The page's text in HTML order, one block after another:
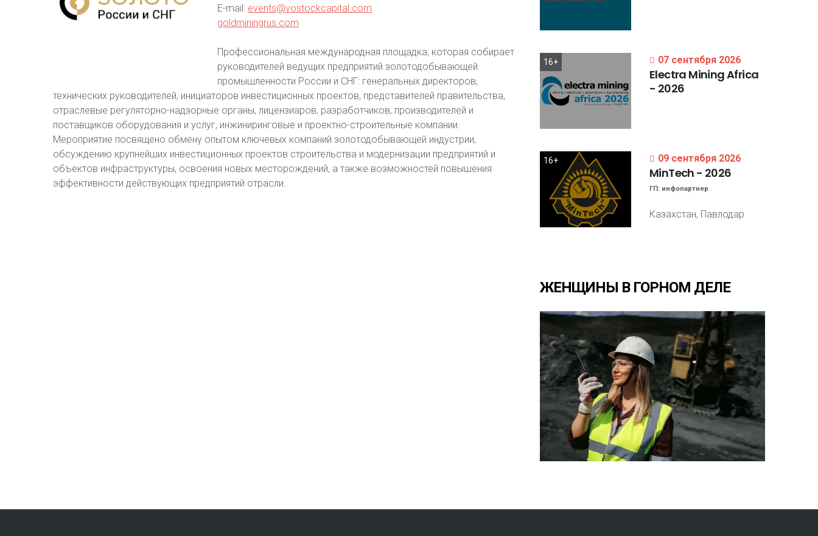
E-mail: events@vostockcapital.com
goldminingrus.com
Профессиональная международная площадка, которая собирает
руководителей ведущих предприятий золотодобывающей
промышленности России и СНГ: генеральных директоров,
технических руководителей, инициаторов инвестиционных проектов, представителей правительства,
отраслевые регуляторно-надзорные органы, лицензиаров, разработчиков, производителей и
поставщиков оборудования и услуг, инжиниринговые и проектно-строительные компании.
Мероприятие посвящено обмену опытом ключевых компаний золотодобывающей индустрии,
обсуждению крупнейших инвестиционных проектов строительства и модернизации предприятий и
объектов инфраструктуры, освоения новых месторождений, а также возможностей повышения
эффективности действующих предприятий отрасли.
16+ 07 сентября 2026
Electra MiningAfrica
- 2026
16+ 09 сентября 2026
MinTech - 2026
ГП: инфопартнер
Казахстан, Павлодар
ЖЕНЩИНЫ В ГОРНОМ ДЕЛЕ